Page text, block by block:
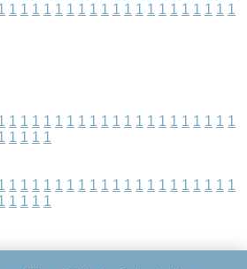
1 1 1 1 1 1 1 1 1 1 1 1 1 1 1 1 1 1 1 1
1 1 1 1 1 1 1 1 1 1 1 1 1 1 1 1 1 1 1 1
1 1 1 1
1 1 1 1 1 1 1 1 1 1 1 1 1 1 1 1 1 1 1 1
1 1 1 1